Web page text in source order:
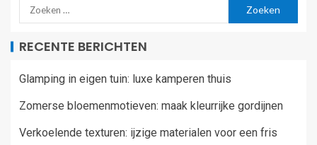
RECENTE BERICHTEN
Glamping in eigen tuin: luxe kamperen thuis
Zomerse bloemenmotieven: maak kleurrijke gordijnen
Verkoelende texturen: ijzige materialen voor een fris